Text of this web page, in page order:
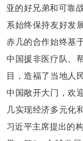
亚的好兄弟和可靠
系始终保持友好发
赤几的合作始终基
中国援非医疗队、
目，造福了当地人
中国敞开大门，欢
几实现经济多元化
习近平主席提出的